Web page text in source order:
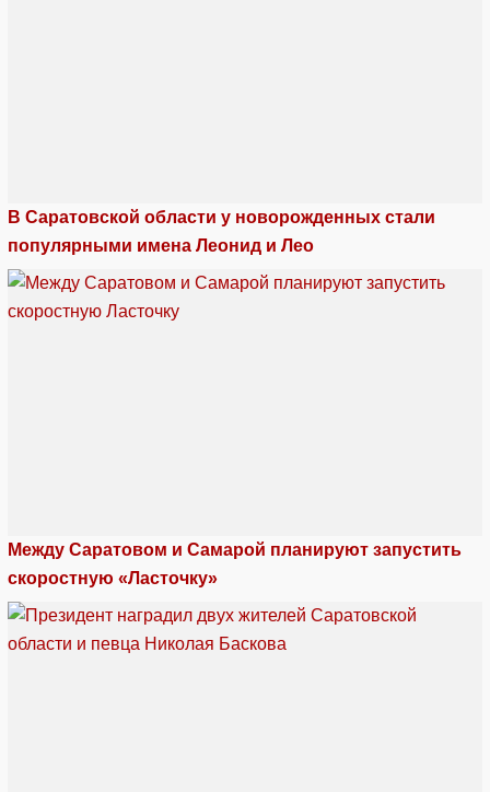
В Саратовской области у новорожденных стали
популярными имена Леонид и Лео
Между Саратовом и Самарой планируют запустить
скоростную «Ласточку»